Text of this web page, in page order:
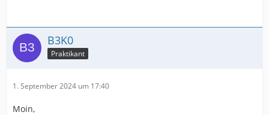
B3K0
Praktikant
1. September 2024 um 17:40
Moin,